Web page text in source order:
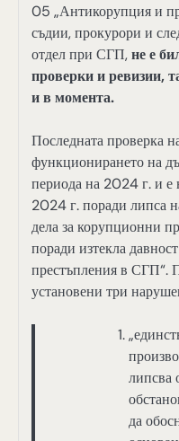
05 „Антикорупция и
съдии, прокурори и
отдел при СГП,не е
проверки и ревизии,
и в момента.
Последната проверка
функционирането на
периода на 2024 г. и е
2024 г. поради липса
дела за корупционни
поради изтекла
престъпления в СГП“.
установени три
липсва
да